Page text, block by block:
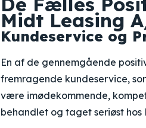
Midt Leasing
Kundeservice og
En af de gennemgående
fremragende kundeservice,
være imødekommende,
behandlet og taget seriøst hos